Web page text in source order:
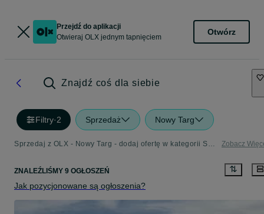
Przejdź do aplikacji
Otwieraj OLX jednym tapnięciem
Otwórz
Znajdź coś dla siebie
Filtry·2 Sprzedaż Nowy Targ
Sprzedaj z OLX - Nowy Targ - dodaj ofertę w kategorii Sprzedaż Zobacz
ZNALEŹLIŚMY 9 OGŁOSZEŃ
Jak pozycjonowane są ogłoszenia?